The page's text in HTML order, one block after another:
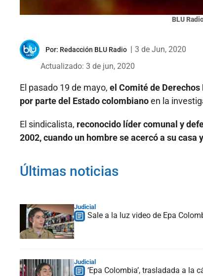
BLU
Por: Redacción BLU Radio
3 de Jun, 2020
Actualizado: 3 de jun, 2020
El pasado 19 de mayo, el Comité de
por parte del Estado colombianoen la
El sindicalista, reconocido líder comunal y
2002, cuando un hombre se acercó a su casa
Últimas noticias
Judicial
Sale a la luz video de Epa
Judicial
‘Epa Colombia’, trasladada a la